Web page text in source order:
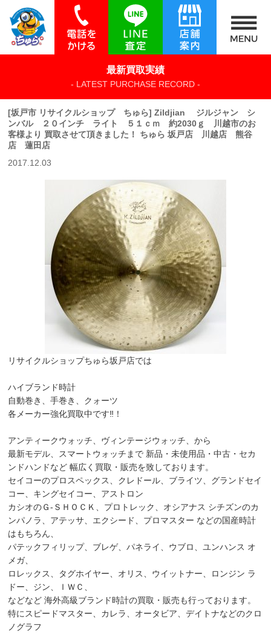
最新買取実績
- LATEST PURCHASE RECORD -
[坂戸市 リサイクルショップ ちゅら] Zildjian ジルジャン シ
ンバル ２０インチ ライト ５１ｃｍ 約2030ｇ 川越市のお
客様より 買取させて頂きました！ ちゅら 坂戸店 川越店 熊谷
店 蓮田店
2017.12.03
リサイクルショップちゅら坂戸店では
ハイブランド時計
自動巻き、手巻き、クォーツ
各メーカー強化買取中です‼！
アンティークウォッチ、ヴィンテージウォッチ、から
最新モデル、スマートウォッチまで 新品・未使用品・中古・セカ
ンドハンドなど 幅広く買取・販売を致しております。
セイコーのプロスペックス、クレドール、ブライツ、グランドセイ
コー、キングセイコー、アストロン
カシオのＧ-ＳＨＯＣＫ、プロトレック、オシアナス シチズンのカ
ンパノラ、アテッサ、エクシード、プロマスター などの国産時計
はもちろん、
パテックフィリップ、ブレゲ、パネライ、ウブロ、ユンハンス オ
メガ、
ロレックス、タグホイヤー、オリス、ウイットナー、ロンジン ラ
ドー、ジン、ＩＷＣ、
などなど 海外高級ブランド時計の買取・販売も行っております。
特にスピードマスター、カレラ、オータビア、デイトナなどのクロ
ノグラフ